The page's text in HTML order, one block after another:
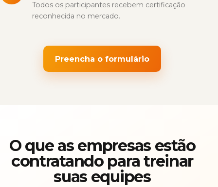
Todos os participantes recebem certificação
reconhecida no mercado.
Preencha o formulário
O que as empresas estão
contratando para treinar
suas equipes